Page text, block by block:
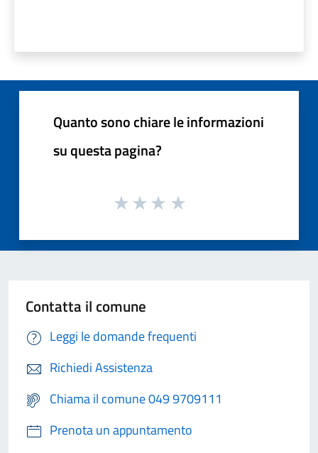
Quanto sono chiare le informazioni
su questa pagina?
Contatta il comune
Leggi le domande frequenti
Richiedi Assistenza
Chiama il comune 049 9709111
Prenota un appuntamento